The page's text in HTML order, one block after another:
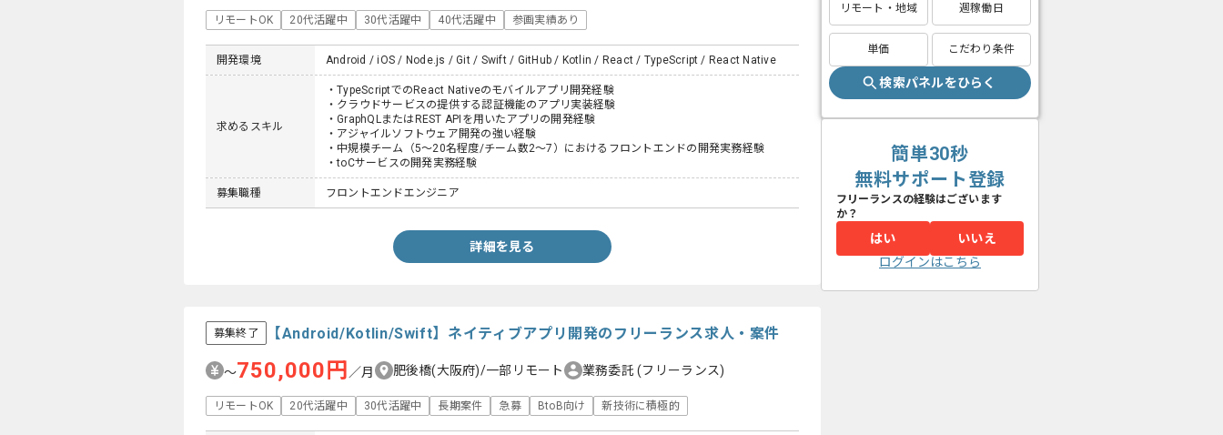
リモートOK 20代活躍中 30代活躍中 40代活躍中 参画実績あり
開発環境 Android / iOS / Node.js / Git / Swift / GitHub / Kotlin / React / TypeScript / React Native
求めるスキル
・TypeScriptでのReact Nativeのモバイルアプリ開発経験
・クラウドサービスの提供する認証機能のアプリ実装経験
・GraphQLまたはREST APIを用いたアプリの開発経験
・アジャイルソフトウェア開発の強い経験
・中規模チーム（5〜20名程度/チーム数2〜7）におけるフロントエンドの開発実務経験
・toCサービスの開発実務経験
募集職種 フロントエンドエンジニア
詳細を見る
募集終了 【Android/Kotlin/Swift】ネイティブアプリ開発のフリーランス求人・案件
〜750,000円 ／月 肥後橋(大阪府)/一部リモート 業務委託(フリーランス)
リモートOK 20代活躍中 30代活躍中 長期案件 急募 BtoB向け 新技術に積極的
リモート・地域 週稼働日
単価 こだわり条件
検索パネルをひらく
簡単30秒
無料サポート登録
フリーランスの経験はございます
か？
はい
いいえ
ログインはこちら